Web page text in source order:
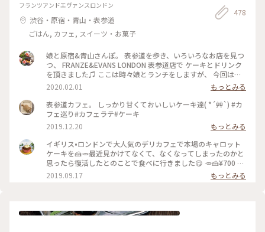
フランツアンドエヴァンスロンドン
渋谷・原宿・青山・表参道
ごはん, カフェ, スイーツ・お菓子
478
娘と原宿&青山さんぽ。 表参道を歩き、いろいろなお店を見つ
つ、 FRANZE&EVANS LONDON 表参道店で ケーキとドリンク
を頂きました♫ ここは時々娘とランチをしますが、 今回はケ
ーキを、私はビーツのカフェラテと一緒に♡ どのケーキもと
ってもかわいくて 美味しそうで迷いました。 私は今回パンプ
ディングのケーキで、 あたたかくて美味しかったです(o^^o)
居心地が良くホッとひと息。 パンプディングとカフェラテで
ゆっくりあたたまりました(^-^) #franzeandevanslondon #表
参道 #神宮前 #東京 #冬のおでかけ #わたしの街 #ケーキ #カフ
ェラテ #ビーツ #ラテアート #カフェ #青山
2020.02.01
もっとみる
表参道カフェ。 しっかり甘くておいしいケーキ達( *´艸`) #カ
フェ巡り#カフェラテ#ケーキ
2019.12.20
もっとみる
イギリス•ロンドンで大人気のデリカフェで本場のキャロット
ケーキを🍰🥕最近見かけてなくて、なくなってしまったのかと
思ったら復活したとのことで食べに行きました😋 🥕🍰¥700 #
フランツアンドエヴァンス #キャロットケーキ #表参道
2019.09.17 もっとみる